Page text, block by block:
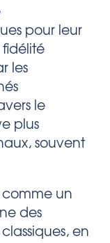
pour leur
les
le
plus
souvent
comme un
des
en